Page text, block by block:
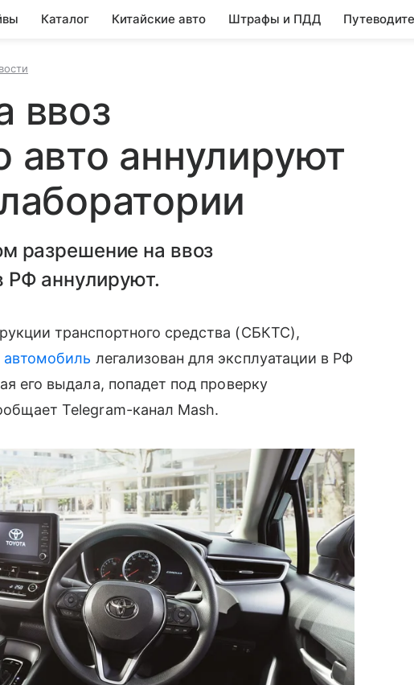
Каталог Китайские авто Штрафы и ПДД
ввоз
авто аннулируют
разрешение на ввоз
РФ аннулируют.
транспортного средства (СБКТС),
легализован для эксплуатации в РФ
его выдала, попадет под проверку
Telegram-канал Mash.